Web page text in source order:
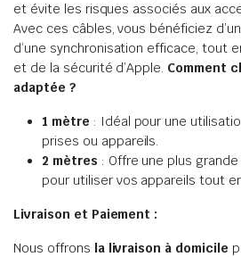
et évite les risques associés aux
Avec ces câbles, vous bénéficiez
d’une synchronisation efficace, tout
et de la sécurité d’Apple. Comment
adaptée ?
1 mètre : Idéal pour une
prises ou appareils.
2 mètres : Offre une plus
pour utiliser vos appareils tout
Livraison et Paiement :
Nous offrons la livraison à domicile